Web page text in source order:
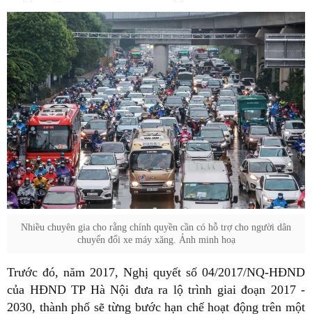
Nhiều chuyên gia cho rằng chính quyền cần có hỗ trợ cho người dân
chuyển đổi xe máy xăng. Ảnh minh hoạ
Trước đó, năm 2017, Nghị quyết số 04/2017/NQ-HĐND
của HĐND TP Hà Nội đưa ra lộ trình giai đoạn 2017 -
2030, thành phố sẽ từng bước hạn chế hoạt động trên một